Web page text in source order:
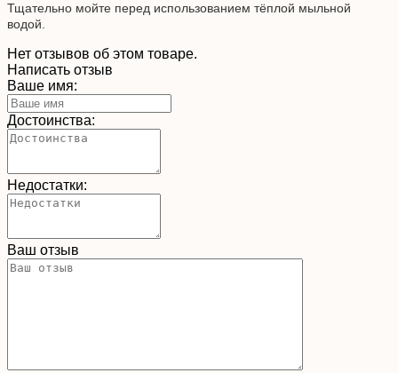
Тщательно мойте перед использованием тёплой мыльной
водой.
Нет отзывов об этом товаре.
Написать отзыв
Ваше имя:
Достоинства:
Недостатки:
Ваш отзыв